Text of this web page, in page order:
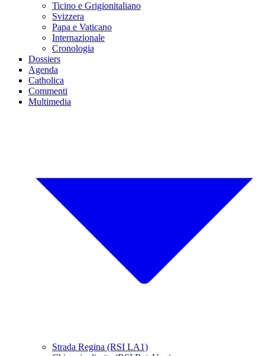
Ticino e Grigionitaliano
Svizzera
Papa e Vaticano
Internazionale
Cronologia
Dossiers
Agenda
Catholica
Commenti
Multimedia
Strada Regina (RSI LA1)